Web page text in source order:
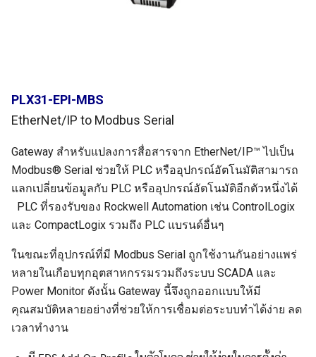
PLX31-EPI-MBS
EtherNet/IP to Modbus Serial
Gateway สำหรับแปลงการสื่อสารจาก EtherNet/IP™ ไปเป็น
Modbus® Serial ช่วยให้ PLC หรืออุปกรณ์อัตโนมัติสามารถ
แลกเปลี่ยนข้อมูลกับ PLC หรืออุปกรณ์อัตโนมัติอีกตัวหนึ่งได้
PLC ที่รองรับของ Rockwell Automation เช่น ControlLogix
และ CompactLogix รวมถึง PLC แบรนด์อื่นๆ
ในขณะที่อุปกรณ์ที่มี Modbus Serial ถูกใช้งานกันอย่างแพร่
หลายในเกือบทุกอุตสาหกรรมรวมถึงระบบ SCADA และ
Power Monitor ดังนั้น Gateway นี้จึงถูกออกแบบให้มี
คุณสมบัติหลายอย่างที่ช่วยให้การเชื่อมต่อระบบทำได้ง่าย ลด
เวลาทำงาน